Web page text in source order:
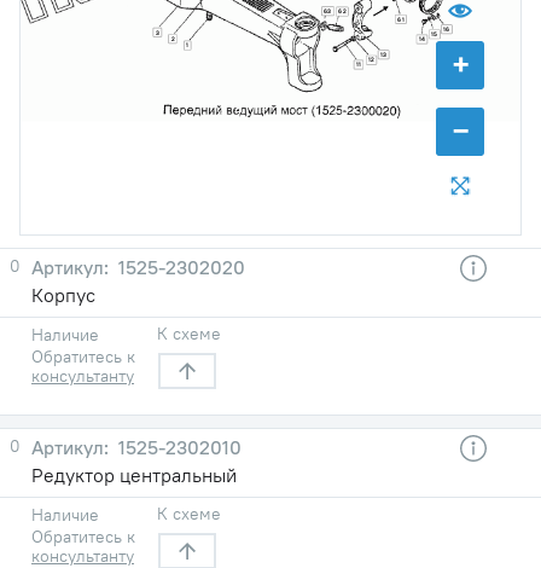
+
−
1
2
3
11
12
13
14
15
16
61
62
63
0
1525-2302020
Корпус
Наличие
Обратитесь к
консультанту
К схеме
0
1525-2302010
Редуктор центральный
Наличие
Обратитесь к
консультанту
К схеме